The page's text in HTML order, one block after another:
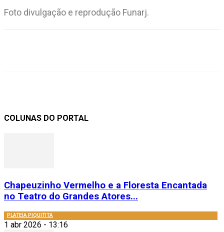
Foto divulgação e reprodução Funarj.
COLUNAS DO PORTAL
Chapeuzinho Vermelho e a Floresta Encantada
no Teatro do Grandes Atores...
PLATEIA PIQUITITA
1 abr 2026 - 13:16